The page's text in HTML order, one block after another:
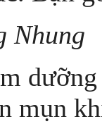
Nhung
mụn